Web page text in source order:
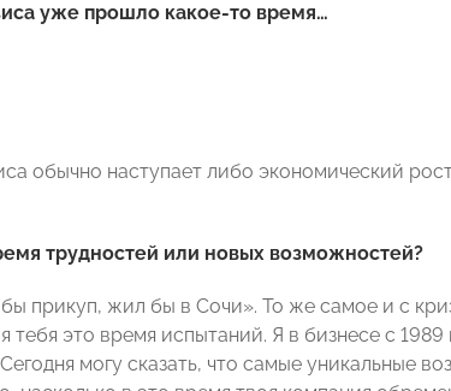
уже прошло какое-то время…
обычно наступает либо экономический
трудностей или новых возможностей?
прикуп, жил бы в Сочи». То же самое и с
это время испытаний. Я в бизнесе с 1989
могу сказать, что самые уникальные